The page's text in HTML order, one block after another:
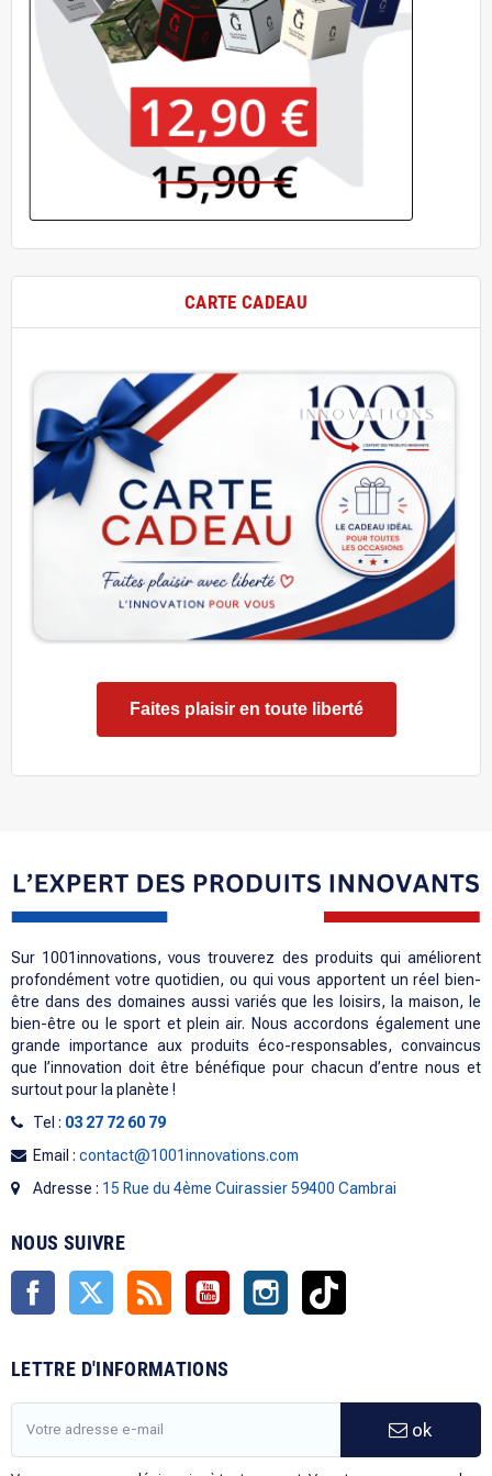
CARTE CADEAU
Faites plaisir en toute liberté
Sur 1001innovations, vous trouverez des produits qui améliorent
profondément votre quotidien, ou qui vous apportent un réel bien-
être dans des domaines aussi variés que les loisirs, la maison, le
bien-être ou le sport et plein air. Nous accordons également une
grande importance aux produits éco-responsables, convaincus
que l’innovation doit être bénéfique pour chacun d’entre nous et
surtout pour la planète !
Tel : 03 27 72 60 79
Email : contact@1001innovations.com
Adresse : 15 Rue du 4ème Cuirassier 59400 Cambrai
NOUS SUIVRE
Facebook Twitter Rss YouTube Instagram
LETTRE D'INFORMATIONS
ok